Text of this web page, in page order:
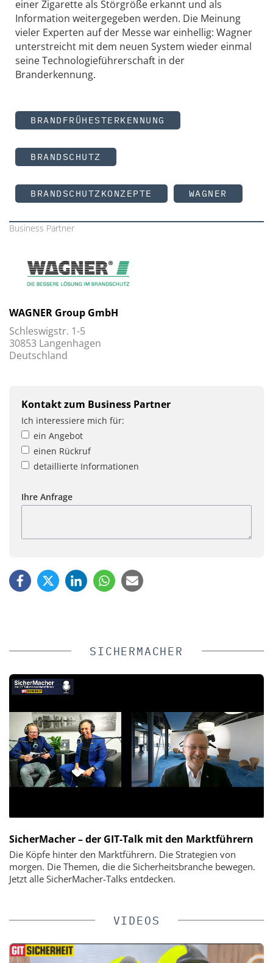
einer Zigarette als Störgröße erkannt und als
Information weitergegeben werden. Die Meinung
vieler Experten auf der Messe war einhellig: Wagner
unterstreicht mit dem neuen System wieder einmal
seine Technologieführerschaft in der
Branderkennung.
BRANDFRÜHESTERKENNUNG
BRANDSCHUTZ
BRANDSCHUTZKONZEPTE WAGNER
Business Partner
WAGNER Group GmbH
Schleswigstr. 1-5
30853 Langenhagen
Deutschland
Kontakt zum Business Partner
Ich interessiere mich für:
ein Angebot
einen Rückruf
detaillierte Informationen
Ihre Anfrage
SICHERMACHER
SicherMacher – der GIT-Talk mit den Marktführern
Die Köpfe hinter den Marktführern. Die Strategien von
morgen. Die Themen, die die Sicherheitsbranche bewegen.
Jetzt alle SicherMacher-Talks entdecken.
VIDEOS